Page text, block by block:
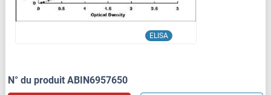
ELISA
N° du produit ABIN6957650